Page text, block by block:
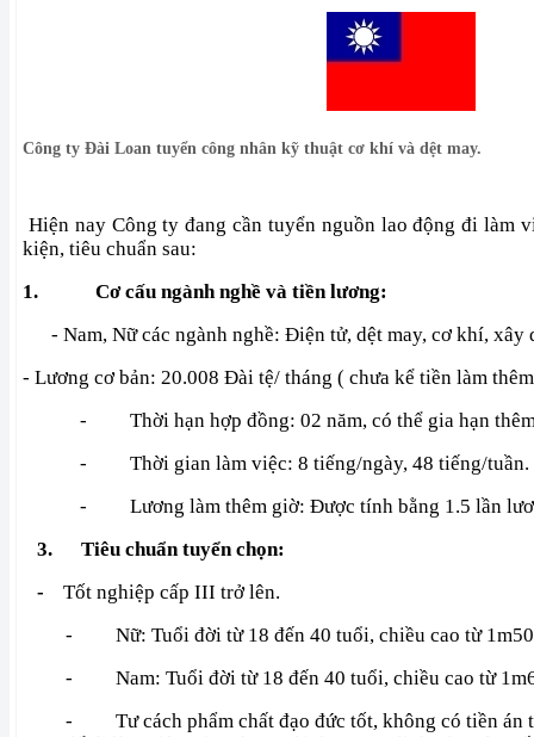
Công ty Đài Loan tuyển công nhân kỹ thuật cơ khí và dệt may.
Hiện nay Công ty đang cần tuyểnnguồn lao động đi làm
kiện, tiêu chuẩn sau:
1. Cơ cấu ngành nghề và tiền lương:
- Nam, Nữ các ngành nghề: Điện tử, dệt may, cơ khí, xây
- Lương cơ bản: 20.008 Đài tệ/ tháng ( chưa kể tiền làm
- Thời hạn hợp đồng: 02 năm, có thể gia hạn
- Thời gian làm việc: 8 tiếng/ngày, 48 tiếng/tuần.
- Lương làm thêm giờ: Được tính bằng 1.5 lần
3.
Tiêu chuẩn tuyển chọn:
- Tốt nghiệp cấp III trở lên.
- Nữ: Tuổi đời từ 18 đến 40 tuổi, chiều cao từ
- Nam: Tuổi đời từ 18 đến 40 tuổi, chiều cao từ
- Tư cách phẩm chất đạo đức tốt, không có tiền án